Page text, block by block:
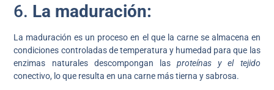
6. La maduración:
La maduración es un proceso en el que la carne se almacena en
condiciones controladas de temperatura y humedad para que las
enzimas naturales descompongan lasproteínas y el tejido
conectivo, lo que resulta en una carne más tierna y sabrosa.